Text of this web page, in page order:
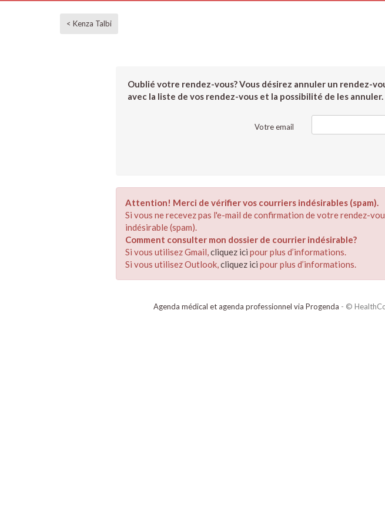
< Kenza Talbi
Oublié votre rendez-vous? Vous désirez annuler un rendez-
avec la liste de vos rendez-vous et la possibilité de les annuler.
Votre email
Attention! Merci de vérifier vos courriers indésirables (spam).
Si vous ne recevez pas l'e-mail de confirmation de votre rendez-
indésirable (spam).
Comment consulter mon dossier de courrier indésirable?
Si vous utilisez Gmail,cliquez ici pour plus d’informations.
Si vous utilisez Outlook,cliquez ici pour plus d’informations.
Agenda médical et agenda professionnel via Progenda - ©